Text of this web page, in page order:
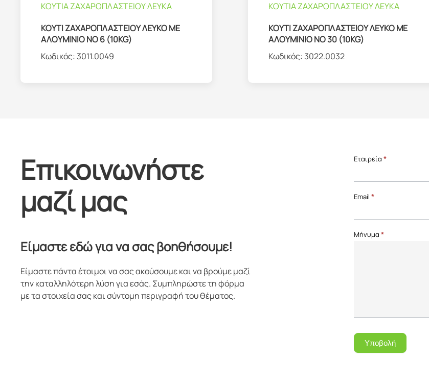
ΚΟΥΤΙΑ ΖΑΧΑΡΟΠΛΑΣΤΕΙΟΥ ΛΕΥΚΑ
ΚΟΥΤΙ ΖΑΧΑΡΟΠΛΑΣΤΕΙΟΥ ΛΕΥΚΟ ΜΕ
ΑΛΟΥΜΙΝΙΟ ΝΟ 6 (10KG)
Κωδικός: 3011.0049
ΚΟΥΤΙΑ ΖΑΧΑΡΟΠΛΑΣΤΕΙΟΥ ΛΕΥΚΑ
ΚΟΥΤΙ ΖΑΧΑΡΟΠΛΑΣΤΕΙΟΥ ΛΕΥΚΟ ΜΕ
ΑΛΟΥΜΙΝΙΟ ΝΟ 30 (10KG)
Κωδικός: 3022.0032
Επικοινωνήστε
μαζί μας
Είμαστε εδώ για να σας βοηθήσουμε!
Είμαστε πάντα έτοιμοι να σας ακούσουμε και να βρούμε μαζί
την καταλληλότερη λύση για εσάς. Συμπληρώστε τη φόρμα
με τα στοιχεία σας και σύντομη περιγραφή του θέματος.
Επικοινωνία
Page
Εταιρεία *
Email *
Μήνυμα *
Υποβολή